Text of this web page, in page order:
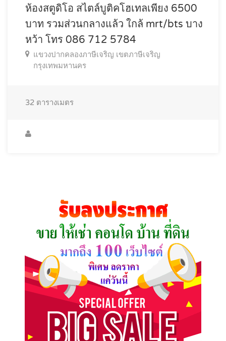
ห้องสตูดิโอ สไตล์บูติคโฮเทลเพียง 6500
บาท รวมส่วนกลางแล้ว ใกล้ mrt/bts บาง
หว้า โทร 086 712 5784
แขวงปากคลองภาษีเจริญ เขตภาษีเจริญ
กรุงเทพมหานคร
32 ตารางเมตร